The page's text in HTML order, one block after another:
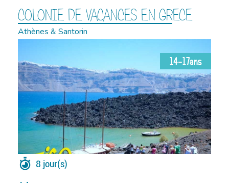
COLONIE DE VACANCES EN GRECE
Athènes & Santorin
14-17ans
8 jour(s)